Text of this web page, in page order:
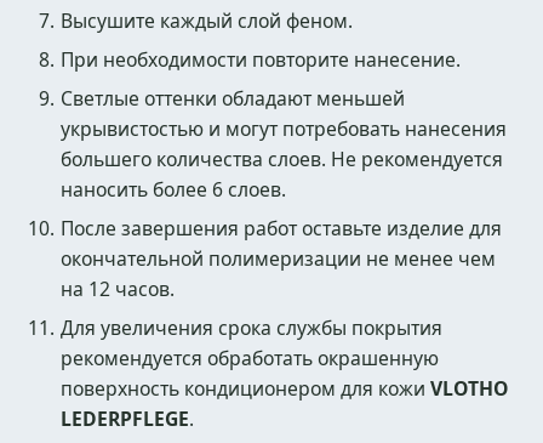
Высушите каждый слой феном.
При необходимости повторите нанесение.
Светлые оттенки обладают меньшей
укрывистостью и могут потребовать нанесения
большего количества слоев. Не рекомендуется
наносить более 6 слоев.
После завершения работ оставьте изделие для
окончательной полимеризации не менее чем
на 12 часов.
Для увеличения срока службы покрытия
рекомендуется обработать окрашенную
поверхность кондиционером для кожиVLOTHO
LEDERPFLEGE.